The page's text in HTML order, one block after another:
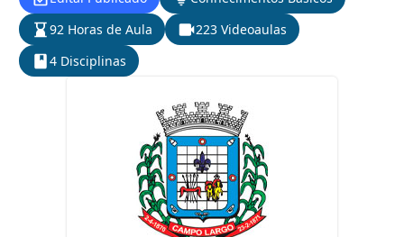
92 Horas de Aula
223 Videoaulas
4 Disciplinas